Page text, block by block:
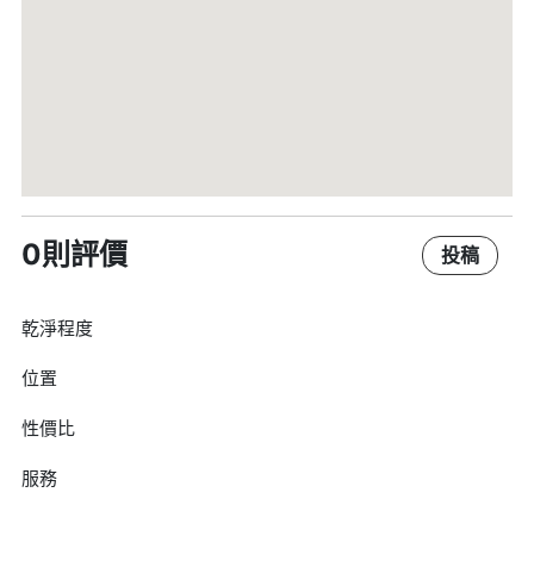
0則評價 投稿
乾淨程度
位置
性價比
服務